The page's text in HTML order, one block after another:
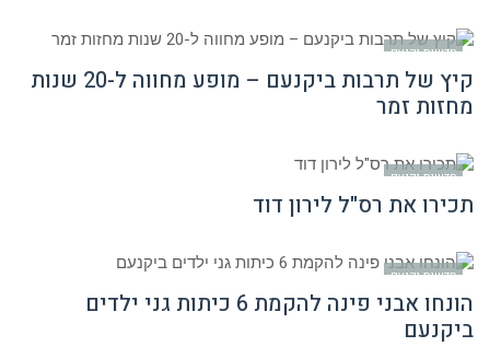
חדשות יקנעם
קיץ של תרבות ביקנעם – מופע מחווה ל-20 שנות
מחזות זמר
חדשות יקנעם
תכירו את רס"ל לירון דוד
חדשות יקנעם
הונחו אבני פינה להקמת 6 כיתות גני ילדים
ביקנעם